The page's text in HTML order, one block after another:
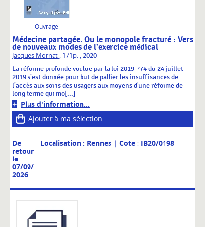
Ouvrage
Médecine partagée. Ou le monopole fracturé : Vers
de nouveaux modes de l'exercice médical
Jacques Mornat , 171p. , 2020
La réforme profonde voulue par la loi 2019-774 du 24 juillet
2019 s'est donnée pour but de pallier les insuffisances de
l'accès aux soins des usagers aux moyens d'une réforme de
long terme qui mo[...]
Plus d'information...
Ajouter à ma sélection
De
retour
le
07/09/
2026
Localisation : Rennes | Cote : IB20/0198